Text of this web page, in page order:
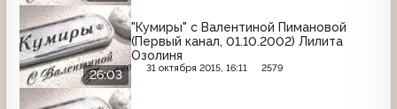
26:03
"Кумиры" с Валентиной Пимановой
(Первый канал, 01.10.2002) Лилита
Озолиня
31 октября 2015, 16:11 2579